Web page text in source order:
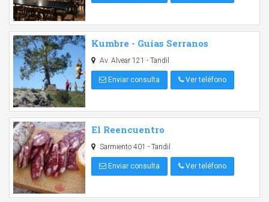
Kumbre - Guías Serranos
Av. Alvear 121 - Tandil
Enviar consulta Ver teléfono
El Reencuentro
Sarmiento 401 - Tandil
Enviar consulta Ver teléfono